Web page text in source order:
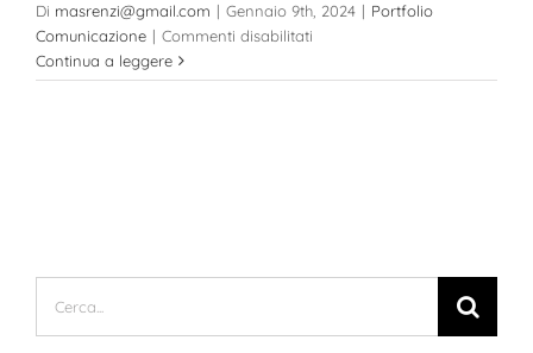
Di masrenzi@gmail.com | Gennaio 9th, 2024 | Portfolio
Comunicazione | Commenti disabilitati
Milia
Continua a leggere
Cerca
per: